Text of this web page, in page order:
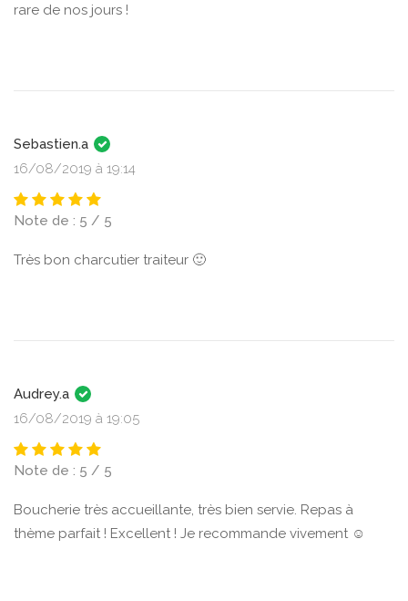
rare de nos jours !
Sebastien.a
16/08/2019 à 19:14
Note de : 5 / 5
Très bon charcutier traiteur 🙂
Audrey.a
16/08/2019 à 19:05
Note de : 5 / 5
Boucherie très accueillante, très bien servie. Repas à
thème parfait ! Excellent ! Je recommande vivement ☺️